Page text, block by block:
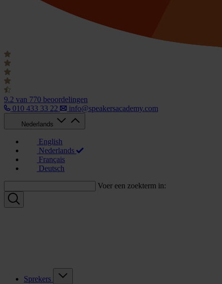
9.2 van 770 beoordelingen
010 433 33 22
info@speakersacademy.com
Nederlands
English
Nederlands
Français
Deutsch
Voer een zoekterm in:
Sprekers